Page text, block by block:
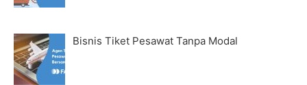
Bisnis Tiket Pesawat Tanpa Modal